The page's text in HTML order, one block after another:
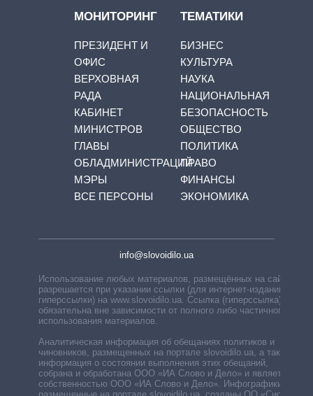
МОНИТОРИНГ
ПРЕЗИДЕНТ И
ОФИС
ВЕРХОВНАЯ
РАДА
КАБИНЕТ
МИНИСТРОВ
ГЛАВЫ
ОБЛАДМИНИСТРАЦИЙ
МЭРЫ
ВСЕ ПЕРСОНЫ
ТЕМАТИКИ
БИЗНЕС
КУЛЬТУРА
НАУКА
НАЦИОНАЛЬНАЯ
БЕЗОПАСНОСТЬ
ОБЩЕСТВО
ПОЛИТИКА
ПРАВО
ФИНАНСЫ
ЭКОНОМИКА
info@slovoidilo.ua
Использование любых материалов, размещённых на сайте,
разрешается при указании ссылки (для интернет-изданий —
гиперссылки) на www.slovoidilo.ua. Ссылка (гиперссылка)
обязательна вне зависимости от полного либо частичного
использования материалов.
Аналитическая информация об обещаниях политиков и
чиновников, размещенных на портале slovoidilo.ua, а также
информация о состоянии выполнения этих обещаний,
собрана и обработана ООО «ИА Слово и Дело» и является
собственностью ООО «ИА Слово и Дело». Инфографики,